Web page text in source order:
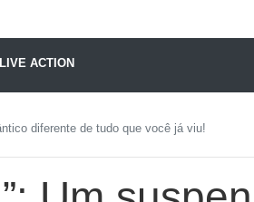
LIVE ACTION
diferente de tudo que você já viu!